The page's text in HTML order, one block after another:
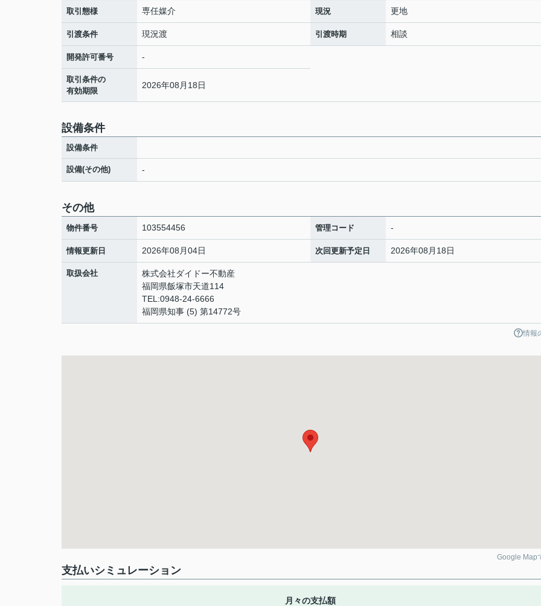
取引態様 専任媒介 現況 更地
引渡条件 現況渡 引渡時期 相談
開発許可番号 -
取引条件の
有効期限
2026年08月18日
設備条件
設備条件
設備(その他) -
その他
物件番号 103554456 管理コード -
情報更新日 2026年08月04日 次回更新予定日 2026年08月18日
取扱会社
株式会社ダイドー不動産
福岡県飯塚市天道114
TEL:0948-24-6666
福岡県知事 (5) 第14772号
情報
Google Map
支払いシミュレーション
月々の支払額